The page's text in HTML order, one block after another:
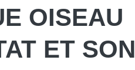
OISEAU
ET SON